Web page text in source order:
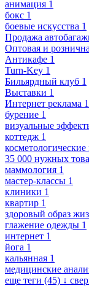
анимация 1
бокс 1
боевые искусства 1
Продажа
Оптовая и
Антикафе 1
Turn-Key 1
Бильярдный клуб 1
Выставки 1
Интернет реклама 1
бурение 1
визуальные
коттедж 1
35 000 нужных
маммология 1
мастер-классы 1
клиники 1
квартир 1
здоровый образ
глажение одежды 1
интернет 1
йога 1
кальянная 1
медицинские
еще теги (45) ↓